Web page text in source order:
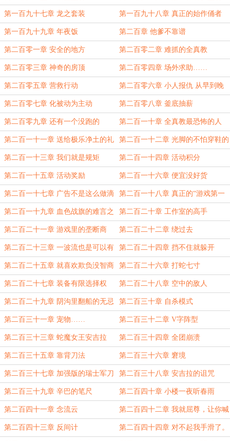
第一百九十七章 龙之套装 第一百九十八章 真正的始作俑者
第一百九十九章 年夜饭 第二百章 他爹不靠谱
第二百零一章 安全的地方 第二百零二章 难抓的全真教
第二百零三章 神奇的房顶 第二百零四章 场外求助……
第二百零五章 营救行动 第二百零六章 小人报仇 从早到晚
第二百零七章 化被动为主动 第二百零八章 釜底抽薪
第二百零九章 还有一个没跑的 第二百一十章 全真教最恐怖的人
第二百一十一章 送给极乐净土的礼
物
第二百一十二章 光脚的不怕穿鞋的
第二百一十三章 我们就是规矩 第二百一十四章 活动积分
第二百一十五章 活动奖励 第二百一十六章 便宜没好货
第二百一十七章 广告不是这么做滴 第二百一十八章 真正的“游戏第一
人”
第二百一十九章 血色战旗的难言之
隐
第二百二十章 工作室的高手
第二百二十一章 游戏里的垄断商 第二百二十二章 绕过去
第二百二十三章 一波流也是可以有
技术含量的
第二百二十四章 挡不住就躲开
啊……
第二百二十五章 就喜欢欺负没智商
的BOSS。
第二百二十六章 打蛇七寸
第二百二十七章 装备有限选择权 第二百二十八章 空中的敌人
第二百二十九章 阴沟里翻船的无忌 第二百三十章 自杀模式
第二百三十一章 宠物…… 第二百三十二章 V字阵型
第二百三十三章 蛇魔女王安吉拉 第二百三十四章 全团崩溃
第二百三十五章 靠背刀法 第二百三十六章 窘境
第二百三十七章 加强版的瑞士军刀 第二百三十八章 安吉拉的诅咒
第二百三十九章 辛巴的笔尺 第二百四十章 小楼一夜听春雨
第二百四十一章 念流云 第二百四十二章 我就屈尊，让你喊
声牛叔吧
第二百四十三章 反间计 第二百四十四章 对不起我手滑了。